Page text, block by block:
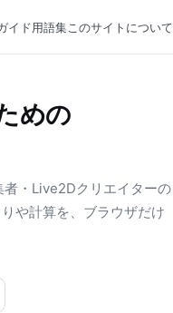
イド用語集このサイトについて
めの
・Live2Dクリエイターの
や計算を、ブラウザだけ